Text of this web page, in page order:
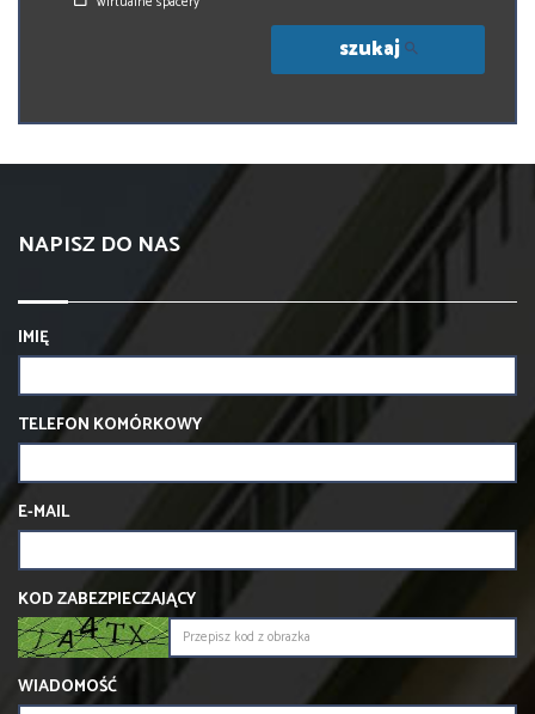
szukaj
NAPISZ DO NAS
IMIĘ
TELEFON KOMÓRKOWY
E-MAIL
KOD ZABEZPIECZAJĄCY
WIADOMOŚĆ